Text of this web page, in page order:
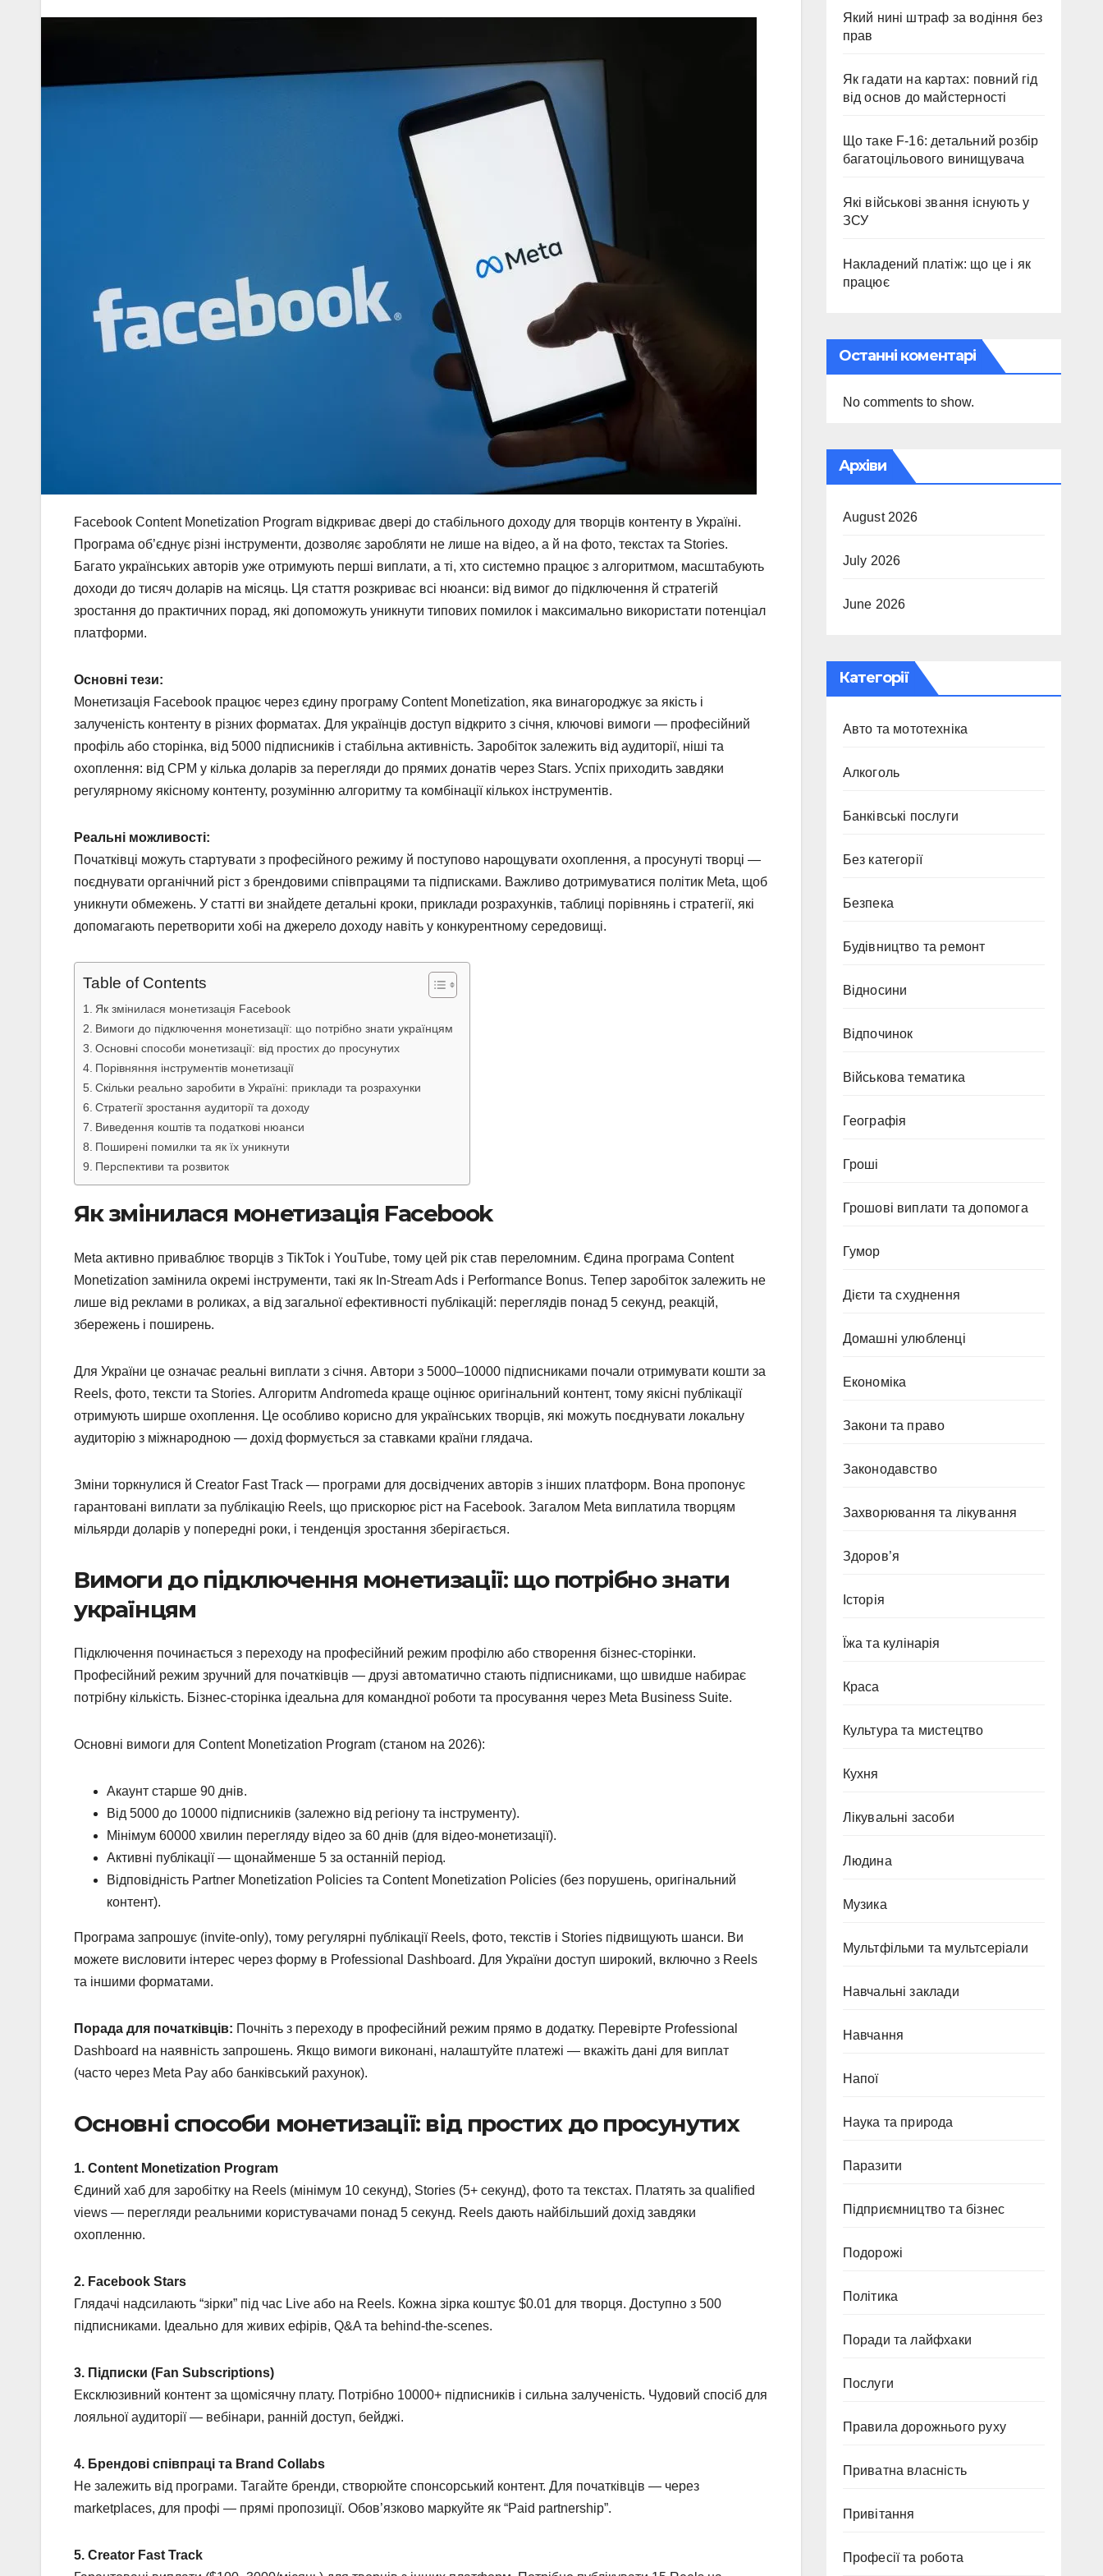
Facebook Content Monetization Program відкриває двері до стабільного доходу для творців контенту в Україні.
Програма об’єднує різні інструменти, дозволяє заробляти не лише на відео, а й на фото, текстах та Stories.
Багато українських авторів уже отримують перші виплати, а ті, хто системно працює з алгоритмом, масштабують
доходи до тисяч доларів на місяць. Ця стаття розкриває всі нюанси: від вимог до підключення й стратегій
зростання до практичних порад, які допоможуть уникнути типових помилок і максимально використати потенціал
платформи.
Основні тези:
Монетизація Facebook працює через єдину програму Content Monetization, яка винагороджує за якість і
залученість контенту в різних форматах. Для українців доступ відкрито з січня, ключові вимоги — професійний
профіль або сторінка, від 5000 підписників і стабільна активність. Заробіток залежить від аудиторії, ніші та
охоплення: від CPM у кілька доларів за перегляди до прямих донатів через Stars. Успіх приходить завдяки
регулярному якісному контенту, розумінню алгоритму та комбінації кількох інструментів.
Реальні можливості:
Початківці можуть стартувати з професійного режиму й поступово нарощувати охоплення, а просунуті творці —
поєднувати органічний ріст з брендовими співпрацями та підписками. Важливо дотримуватися політик Meta, щоб
уникнути обмежень. У статті ви знайдете детальні кроки, приклади розрахунків, таблиці порівнянь і стратегії, які
допомагають перетворити хобі на джерело доходу навіть у конкурентному середовищі.
Table of Contents
Як змінилася монетизація Facebook
Вимоги до підключення монетизації: що потрібно знати українцям
Основні способи монетизації: від простих до просунутих
Порівняння інструментів монетизації
Скільки реально заробити в Україні: приклади та розрахунки
Стратегії зростання аудиторії та доходу
Виведення коштів та податкові нюанси
Поширені помилки та як їх уникнути
Перспективи та розвиток
Як змінилася монетизація Facebook
Meta активно приваблює творців з TikTok і YouTube, тому цей рік став переломним. Єдина програма Content
Monetization замінила окремі інструменти, такі як In-Stream Ads і Performance Bonus. Тепер заробіток залежить не
лише від реклами в роликах, а від загальної ефективності публікацій: переглядів понад 5 секунд, реакцій,
збережень і поширень.
Для України це означає реальні виплати з січня. Автори з 5000–10000 підписниками почали отримувати кошти за
Reels, фото, тексти та Stories. Алгоритм Andromeda краще оцінює оригінальний контент, тому якісні публікації
отримують ширше охоплення. Це особливо корисно для українських творців, які можуть поєднувати локальну
аудиторію з міжнародною — дохід формується за ставками країни глядача.
Зміни торкнулися й Creator Fast Track — програми для досвідчених авторів з інших платформ. Вона пропонує
гарантовані виплати за публікацію Reels, що прискорює ріст на Facebook. Загалом Meta виплатила творцям
мільярди доларів у попередні роки, і тенденція зростання зберігається.
Вимоги до підключення монетизації: що потрібно знати
українцям
Підключення починається з переходу на професійний режим профілю або створення бізнес-сторінки.
Професійний режим зручний для початківців — друзі автоматично стають підписниками, що швидше набирає
потрібну кількість. Бізнес-сторінка ідеальна для командної роботи та просування через Meta Business Suite.
Основні вимоги для Content Monetization Program (станом на 2026):
Акаунт старше 90 днів.
Від 5000 до 10000 підписників (залежно від регіону та інструменту).
Мінімум 60000 хвилин перегляду відео за 60 днів (для відео-монетизації).
Активні публікації — щонайменше 5 за останній період.
Відповідність Partner Monetization Policies та Content Monetization Policies (без порушень, оригінальний
контент).
Програма запрошує (invite-only), тому регулярні публікації Reels, фото, текстів і Stories підвищують шанси. Ви
можете висловити інтерес через форму в Professional Dashboard. Для України доступ широкий, включно з Reels
та іншими форматами.
Порада для початківців: Почніть з переходу в професійний режим прямо в додатку. Перевірте Professional
Dashboard на наявність запрошень. Якщо вимоги виконані, налаштуйте платежі — вкажіть дані для виплат
(часто через Meta Pay або банківський рахунок).
Основні способи монетизації: від простих до просунутих
1. Content Monetization Program
Єдиний хаб для заробітку на Reels (мінімум 10 секунд), Stories (5+ секунд), фото та текстах. Платять за qualified
views — перегляди реальними користувачами понад 5 секунд. Reels дають найбільший дохід завдяки
охопленню.
2. Facebook Stars
Глядачі надсилають “зірки” під час Live або на Reels. Кожна зірка коштує $0.01 для творця. Доступно з 500
підписниками. Ідеально для живих ефірів, Q&A та behind-the-scenes.
3. Підписки (Fan Subscriptions)
Ексклюзивний контент за щомісячну плату. Потрібно 10000+ підписників і сильна залученість. Чудовий спосіб для
лояльної аудиторії — вебінари, ранній доступ, бейджі.
4. Брендові співпраці та Brand Collabs
Не залежить від програми. Тагайте бренди, створюйте спонсорський контент. Для початківців — через
marketplaces, для профі — прямі пропозиції. Обов’язково маркуйте як “Paid partnership”.
5. Creator Fast Track
Який нині штраф за водіння без
прав
Як гадати на картах: повний гід
від основ до майстерності
Що таке F-16: детальний розбір
багатоцільового винищувача
Які військові звання існують у
ЗСУ
Накладений платіж: що це і як
працює
Останні коментарі
No comments to show.
Архіви
August 2026
July 2026
June 2026
Категорії
Авто та мототехніка
Алкоголь
Банківські послуги
Без категорії
Безпека
Будівництво та ремонт
Відносини
Відпочинок
Військова тематика
Географія
Гроші
Грошові виплати та допомога
Гумор
Дієти та схуднення
Домашні улюбленці
Економіка
Закони та право
Законодавство
Захворювання та лікування
Здоров’я
Історія
Їжа та кулінарія
Краса
Культура та мистецтво
Кухня
Лікувальні засоби
Людина
Музика
Мультфільми та мультсеріали
Навчальні заклади
Навчання
Напої
Наука та природа
Паразити
Підприємництво та бізнес
Подорожі
Політика
Поради та лайфхаки
Послуги
Правила дорожнього руху
Приватна власність
Привітання
Професії та робота